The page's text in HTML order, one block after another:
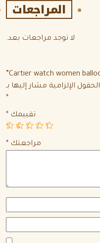
المراجعات
لا توجد مراجعات بعد.
الحقول الإلزامية مشار إليها بـ
تقييمك
1
2
3
4
5
مراجعتك